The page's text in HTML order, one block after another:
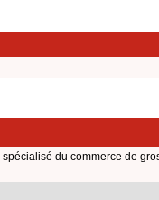
du commerce de